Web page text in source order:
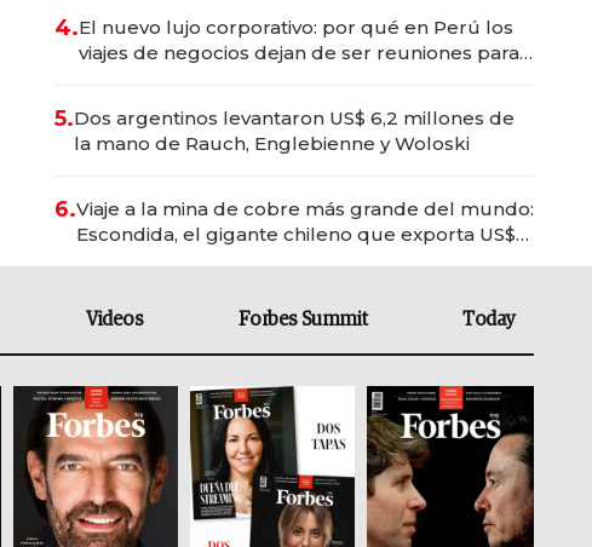
4.El nuevo lujo corporativo: por qué en Perú los
viajes de negocios dejan de ser reuniones para
5.Dos argentinos levantaron US$ 6,2 millones de
la mano de Rauch, Englebienne y Woloski
6.Viaje a la mina de cobre más grande del mundo:
Escondida, el gigante chileno que exporta US$
Videos Forbes Summit Today